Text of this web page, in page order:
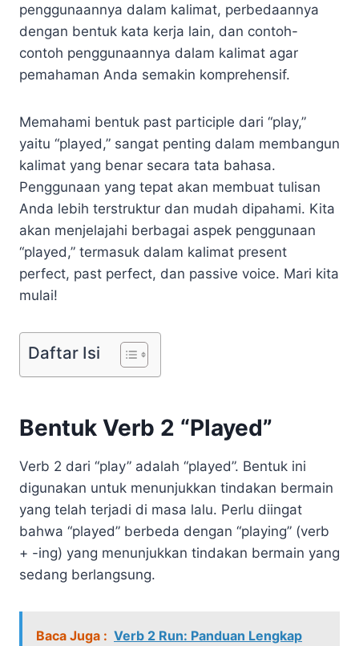
penggunaannya dalam kalimat, perbedaannya
dengan bentuk kata kerja lain, dan contoh-
contoh penggunaannya dalam kalimat agar
pemahaman Anda semakin komprehensif.
Memahami bentuk past participle dari “play,”
yaitu “played,” sangat penting dalam membangun
kalimat yang benar secara tata bahasa.
Penggunaan yang tepat akan membuat tulisan
Anda lebih terstruktur dan mudah dipahami. Kita
akan menjelajahi berbagai aspek penggunaan
“played,” termasuk dalam kalimat present
perfect, past perfect, dan passive voice. Mari kita
mulai!
Daftar Isi
Bentuk Verb 2 “Played”
Verb 2 dari “play” adalah “played”. Bentuk ini
digunakan untuk menunjukkan tindakan bermain
yang telah terjadi di masa lalu. Perlu diingat
bahwa “played” berbeda dengan “playing” (verb
+ -ing) yang menunjukkan tindakan bermain yang
sedang berlangsung.
Baca Juga : Verb 2 Run: Panduan Lengkap